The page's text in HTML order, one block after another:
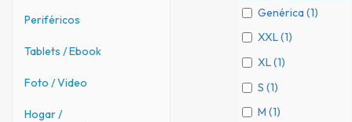
Periféricos
Tablets / Ebook
Foto / Video
Hogar /
Genérica (1)
XXL (1)
XL (1)
S (1)
M (1)